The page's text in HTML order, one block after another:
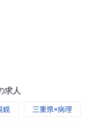
求人
鏡 三重県×病理